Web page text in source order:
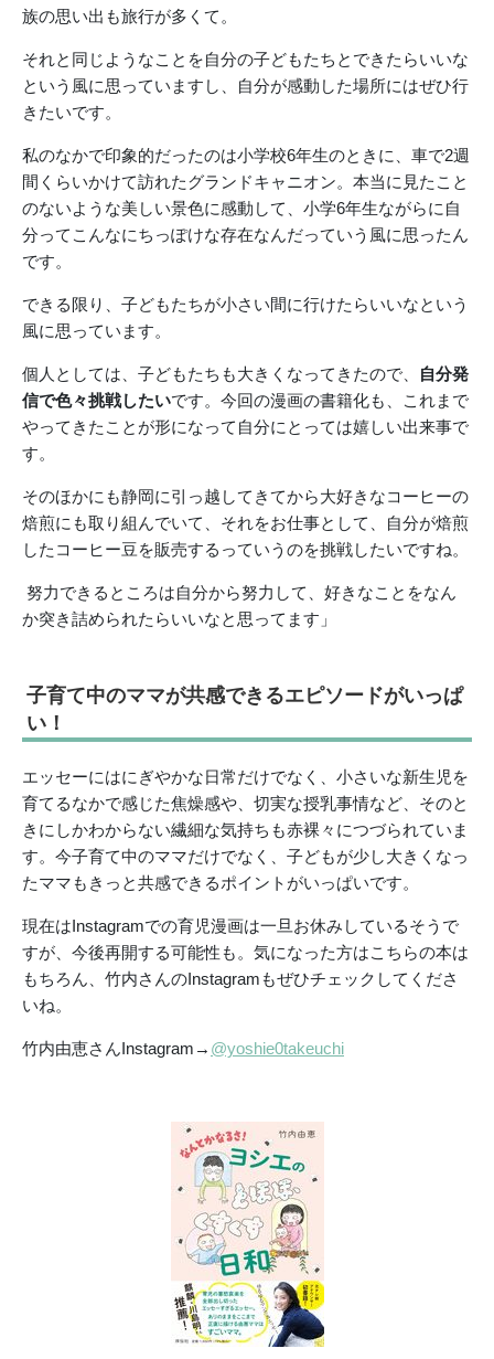
族の思い出も旅行が多くて。
それと同じようなことを自分の子どもたちとできたらいいな
という風に思っていますし、自分が感動した場所にはぜひ行
きたいです。
私のなかで印象的だったのは小学校6年生のときに、車で2週
間くらいかけて訪れたグランドキャニオン。本当に見たこと
のないような美しい景色に感動して、小学6年生ながらに自
分ってこんなにちっぽけな存在なんだっていう風に思ったん
です。
できる限り、子どもたちが小さい間に行けたらいいなという
風に思っています。
個人としては、子どもたちも大きくなってきたので、
自分発
信で色々挑戦したいです。今回の漫画の書籍化も、これまで
やってきたことが形になって自分にとっては嬉しい出来事で
す。
そのほかにも静岡に引っ越してきてから大好きなコーヒーの
焙煎にも取り組んでいて、それをお仕事として、自分が焙煎
したコーヒー豆を販売するっていうのを挑戦したいですね。
努力できるところは自分から努力して、好きなことをなん
か突き詰められたらいいなと思ってます」
子育て中のママが共感できるエピソードがいっぱ
い！
エッセーにはにぎやかな日常だけでなく、小さいな新生児を
育てるなかで感じた焦燥感や、切実な授乳事情など、そのと
きにしかわからない繊細な気持ちも赤裸々につづられていま
す。今子育て中のママだけでなく、子どもが少し大きくなっ
たママもきっと共感できるポイントがいっぱいです。
現在はInstagramでの育児漫画は一旦お休みしているそうで
すが、今後再開する可能性も。気になった方はこちらの本は
もちろん、竹内さんのInstagramもぜひチェックしてくださ
いね。
竹内由恵さんInstagram→ @yoshie0takeuchi